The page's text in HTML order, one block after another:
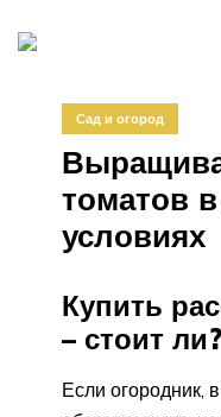
Сад и огород
томатов
условиях
Купить
– стоит ли?
Если огородник,